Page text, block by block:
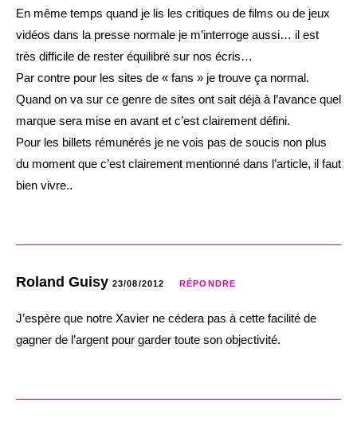
En même temps quand je lis les critiques de films ou de jeux
vidéos dans la presse normale je m’interroge aussi… il est
très difficile de rester équilibré sur nos écris…
Par contre pour les sites de « fans » je trouve ça normal.
Quand on va sur ce genre de sites ont sait déjà à l’avance quel
marque sera mise en avant et c’est clairement défini.
Pour les billets rémunérés je ne vois pas de soucis non plus
du moment que c’est clairement mentionné dans l’article, il faut
bien vivre..
Roland Guisy 23/08/2012 RÉPONDRE
J’espère que notre Xavier ne cédera pas à cette facilité de
gagner de l’argent pour garder toute son objectivité.